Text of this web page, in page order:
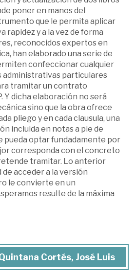
poner en manos del
que le permita aplicar
rapidez y a la vez de forma
reconocidos expertos en
han elaborado una serie de
confeccionar cualquier
administrativas particulares
tramitar un contrato
Y dicha elaboración no será
sino que la obra ofrece
pliego y en cada clausula, una
incluida en notas a pie de
pueda optar fundadamente por
corresponda con el concreto
tramitar. Lo anterior
de acceder a la versión
le convierte en un
resulte de la máxima
Cortés, José Luis